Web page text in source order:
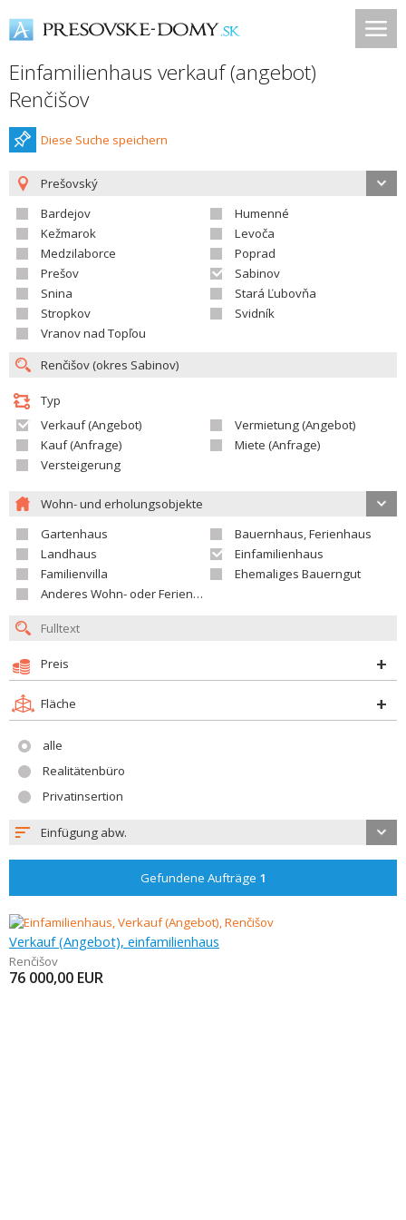
Einfamilienhaus verkauf (angebot)
Renčišov
Diese Suche speichern
Prešovský
Bardejov
Humenné
Kežmarok
Levoča
Medzilaborce
Poprad
Prešov
Sabinov
Snina
Stará Ľubovňa
Stropkov
Svidník
Vranov nad Topľou
Typ
Verkauf (Angebot)
Vermietung (Angebot)
Kauf (Anfrage)
Miete (Anfrage)
Versteigerung
Wohn- und erholungsobjekte
Gartenhaus
Bauernhaus, Ferienhaus
Landhaus
Einfamilienhaus
Familienvilla
Ehemaliges Bauerngut
Anderes Wohn- oder Ferienobjekt
Preis
Fläche
alle
Realitätenbüro
Privatinsertion
Einfügung abw.
Gefundene Aufträge 1
Verkauf (Angebot), einfamilienhaus
Renčišov
76 000,00 EUR